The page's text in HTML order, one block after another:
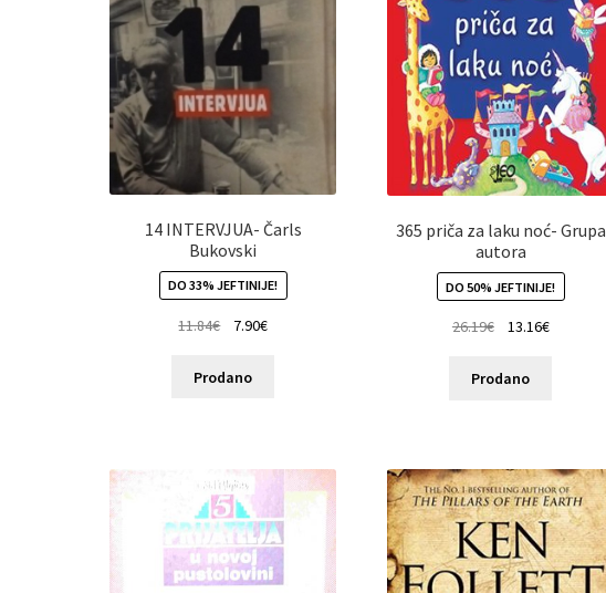
14 INTERVJUA- Čarls
Bukovski
DO 33% JEFTINIJE!
11.84€ 7.90€
Prodano
365 priča za laku noć- Grupa
autora
DO 50% JEFTINIJE!
26.19€ 13.16€
Prodano